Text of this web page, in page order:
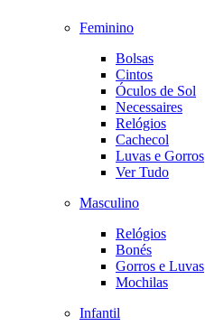
Feminino
Bolsas
Cintos
Óculos de Sol
Necessaires
Relógios
Cachecol
Luvas e Gorros
Ver Tudo
Masculino
Relógios
Bonés
Gorros e Luvas
Mochilas
Infantil